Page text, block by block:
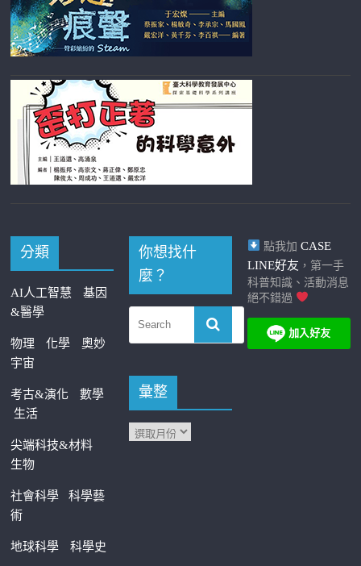
分類
AI人工智慧
基因
&醫學
物理 化學
奧妙
宇宙
考古&演化
數學
生活
尖端科技&材料
生物
社會科學科學藝
術
地球科學 科學史
你想找什
麼？
彙整
點我加 CASE
LINE好友 ，第一手
科普知識、活動消息
絕不錯過